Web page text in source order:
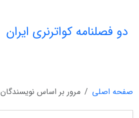
دو فصلنامه کواترنری ایران
صفحه اصلی مرور بر اساس نویسندگان